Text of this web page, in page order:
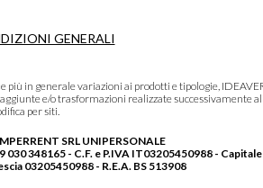
GENERALI
in generale variazioni ai prodotti e tipologie,
e/o trasformazioni realizzate successivamente
per siti.
SRL UNIPERSONALE
348165 - C.F. e P.IVA IT03205450988 -
03205450988 - R.E.A. BS 513908